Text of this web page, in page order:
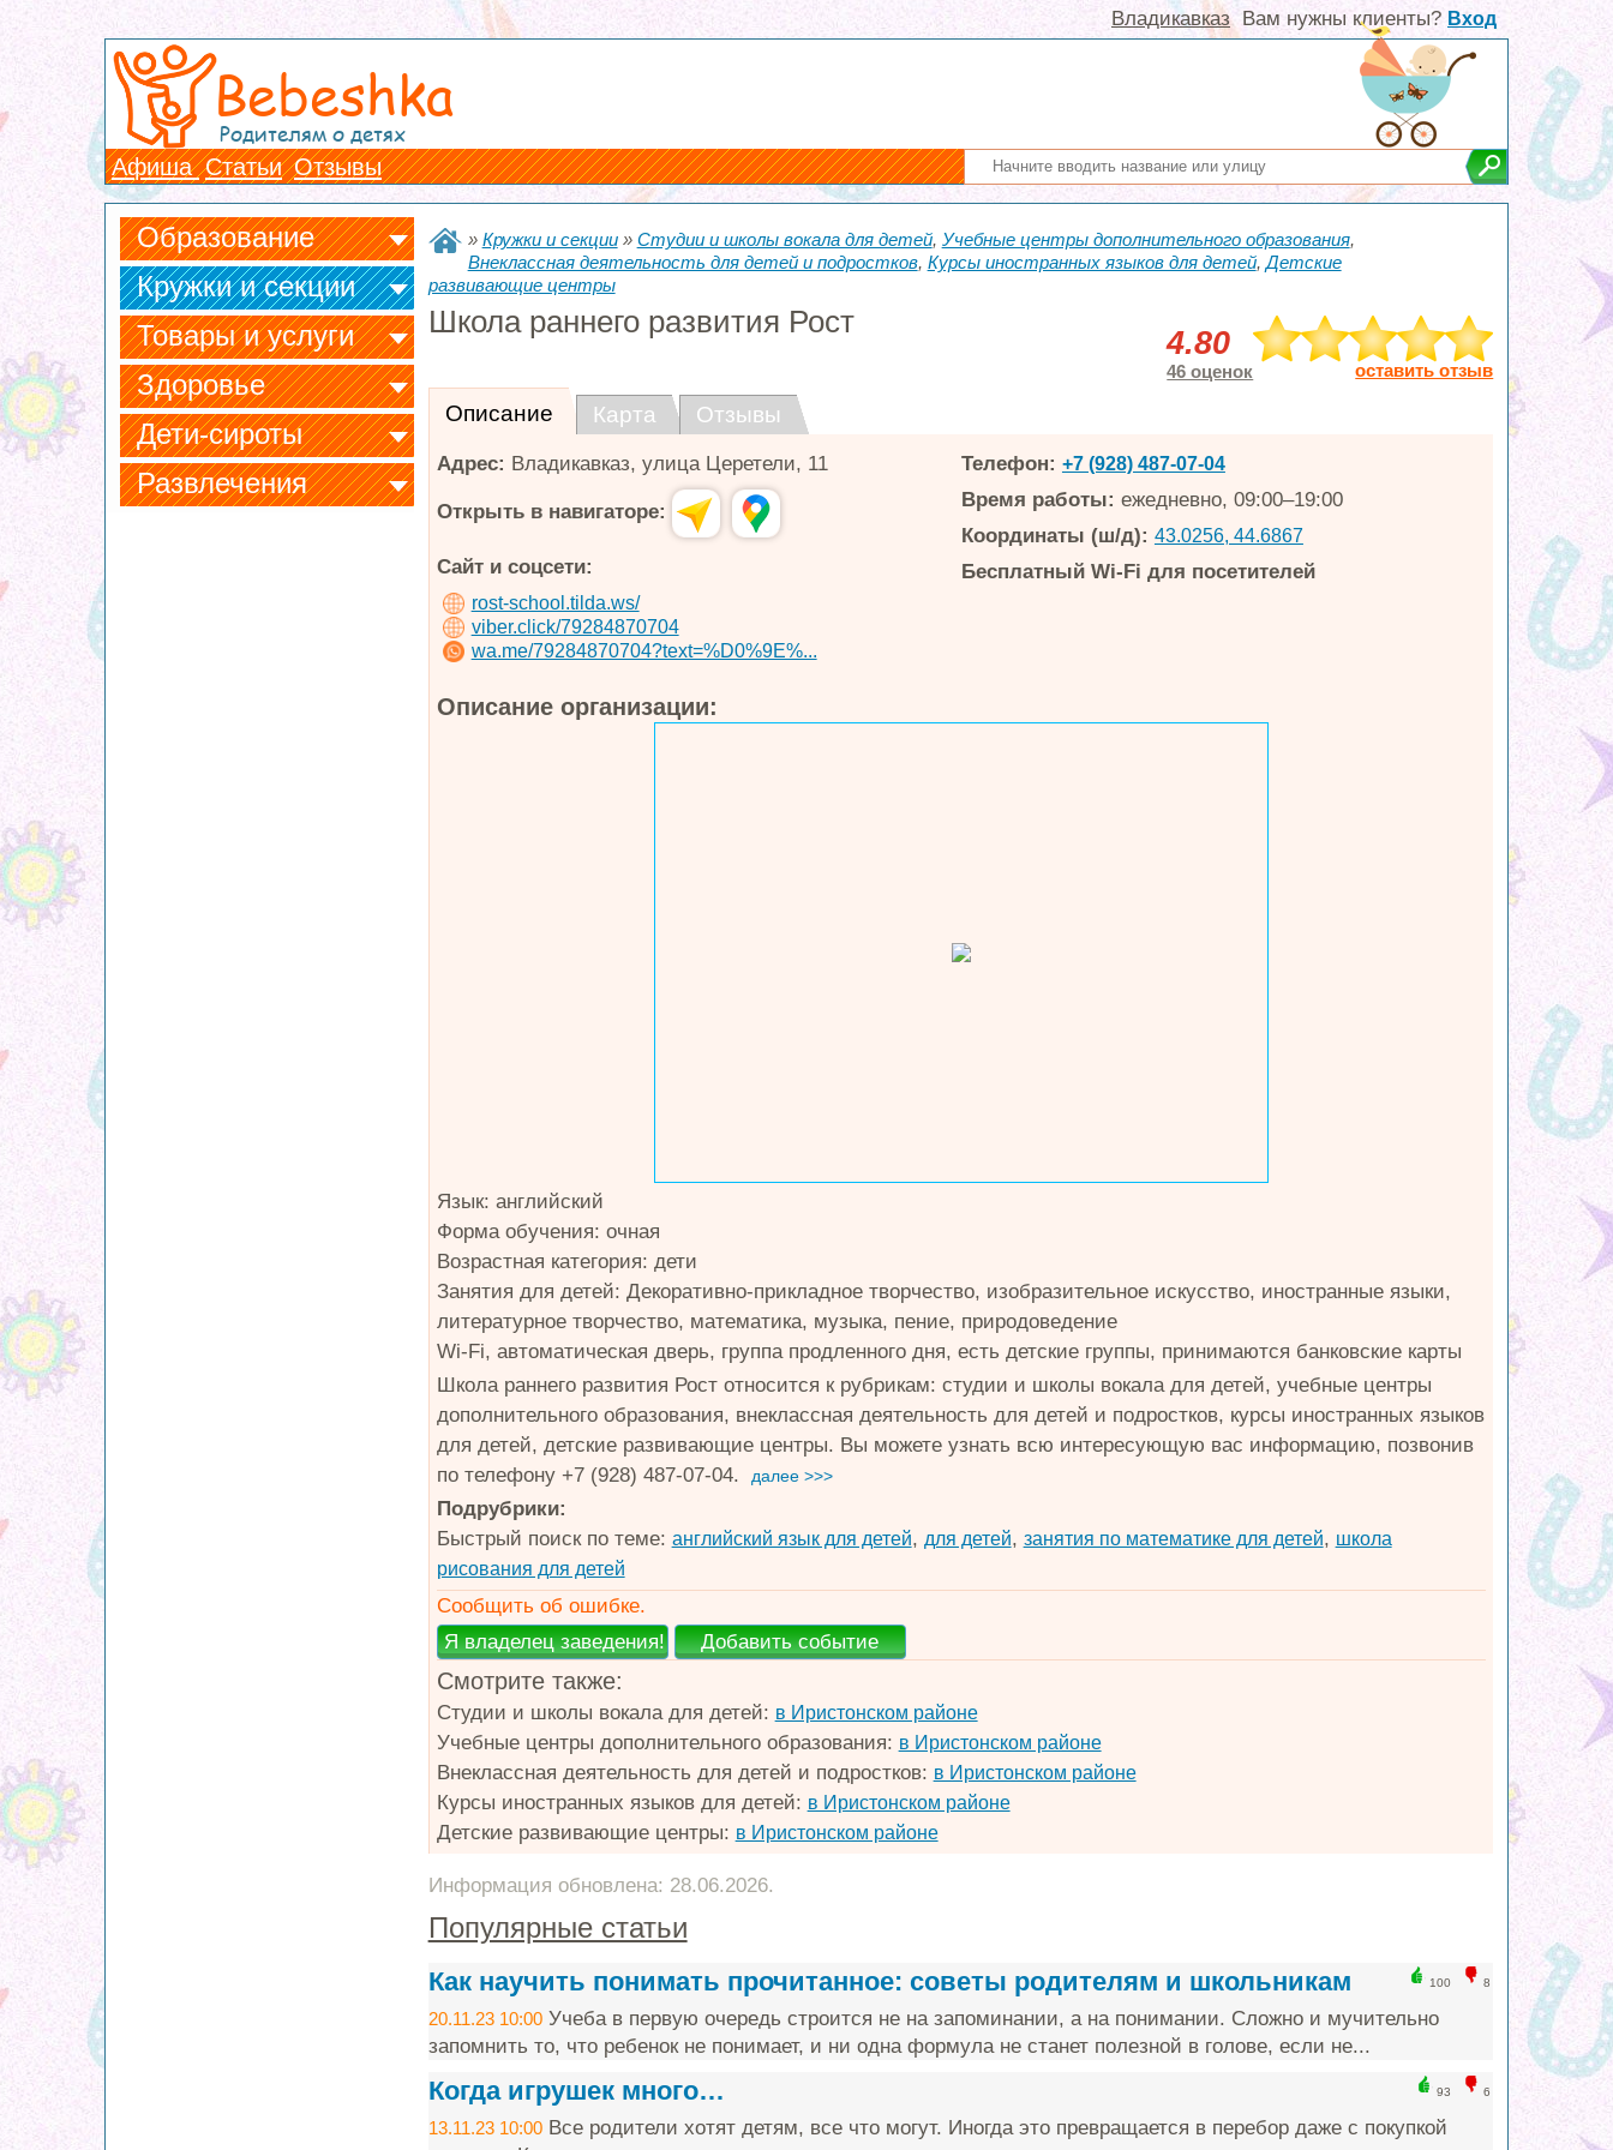
Вам нужны клиенты? Вход
Владикавказ
Bebeshka
Родителям о детях
Афиша Статьи Отзывы
Образование
Кружки и секции
Товары и услуги
Здоровье
Дети-сироты
Развлечения
» Кружки и секции» Студии и школы вокала для детей, Учебные центры дополнительного образования,
Внеклассная деятельность для детей и подростков, Курсы иностранных языков для детей,Детские
развивающие центры
Школа раннего развития Рост
4.80
46 оценок оставить отзыв
Описание Карта Отзывы
Адрес: Владикавказ, улица Церетели, 11
Открыть в навигаторе:
Сайт и соцсети:
rost-school.tilda.ws/
viber.click/79284870704
wa.me/79284870704?text=%D0%9E%...
Телефон: +7 (928) 487-07-04
Время работы: ежедневно, 09:00–19:00
Координаты (ш/д): 43.0256, 44.6867
Бесплатный Wi-Fi для посетителей
Описание организации:
Язык: английский
Форма обучения: очная
Возрастная категория: дети
Занятия для детей: Декоративно-прикладное творчество, изобразительное искусство, иностранные языки,
литературное творчество, математика, музыка, пение, природоведение
Wi-Fi, автоматическая дверь, группа продленного дня, есть детские группы, принимаются банковские карты
Школа раннего развития Рост относится к рубрикам: студии и школы вокала для детей, учебные центры
дополнительного образования, внеклассная деятельность для детей и подростков, курсы иностранных языков
для детей, детские развивающие центры. Вы можете узнать всю интересующую вас информацию, позвонив
по телефону +7 (928) 487-07-04.
далее >>>
Подрубрики:
Быстрый поиск по теме: английский язык для детей, для детей, занятия по математике для детей, школа
рисования для детей
Сообщить об ошибке.
Смотрите также:
Студии и школы вокала для детей: в Иристонском районе
Учебные центры дополнительного образования: в Иристонском районе
Внеклассная деятельность для детей и подростков: в Иристонском районе
Курсы иностранных языков для детей: в Иристонском районе
Детские развивающие центры: в Иристонском районе
Информация обновлена: 28.06.2026.
Популярные статьи
100 8
Как научить понимать прочитанное: советы родителям и школьникам
20.11.23 10:00Учеба в первую очередь строится не на запоминании, а на понимании. Сложно и мучительно
запомнить то, что ребенок не понимает, и ни одна формула не станет полезной в голове, если не...
93 6
Когда игрушек много…
13.11.23 10:00Все родители хотят детям, все что могут. Иногда это превращается в перебор даже с покупкой